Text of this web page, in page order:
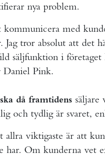
nya problem.
kommunicera med
Jag tror absolut att det
säljfunktion i
Daniel Pink.
då framtidens säljare
och tydlig är svaret,
allra viktigaste är att
har. Om kunderna vet